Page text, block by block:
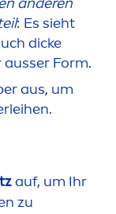
: Es sieht
dicke
Form.
aus, um
auf, um Ihr
zu